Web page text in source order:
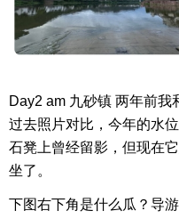
Day2 am 九砂镇 两年前我
过去照片对比，今年的水
石凳上曾经留影，但现在
坐了。
下图右下角是什么瓜？导